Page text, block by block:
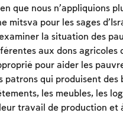
que nous n’appliquions
mitsva pour les sages
la situation des
aux dons agricoles
pour aider les
patrons qui produisent des
les meubles, les
travail de production et
Afin
devez